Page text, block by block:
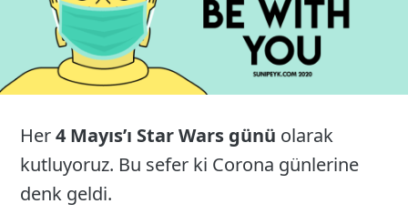
Her4 Mayıs’ı Star Wars günü olarak
kutluyoruz. Bu sefer ki Corona günlerine
denk geldi.